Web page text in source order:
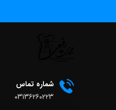
شماره تماس
۰۳۱۳۶۲۶۰۲۲۳